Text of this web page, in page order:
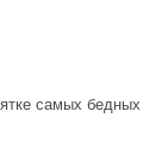
самых бедных